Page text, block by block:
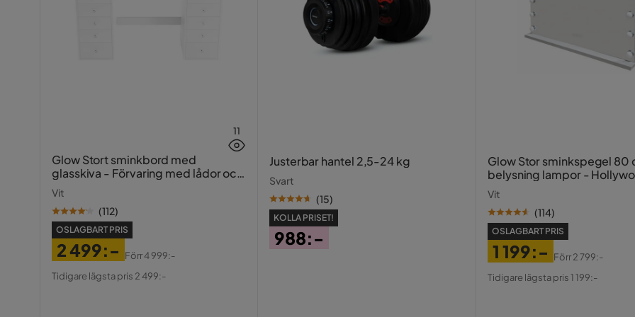
11
Glow Stort sminkbord med
glasskiva - Förvaring med lådor och
Vit
(112)
OSLAGBART PRIS
Pris
2 499:-
Original
Förr4 999:-
Tidigare lägsta pris 2 499:-
Justerbar hantel 2,5-24 kg
Svart
(15)
KOLLA PRISET!
988:-
Glow Stor sminkspegel 80
belysning lampor -
spegel med USB-charging
Vit
(114)
OSLAGBART PRIS
Pris
1 199:-
Original
Förr2 799:-
Tidigare lägsta pris 1 199:-